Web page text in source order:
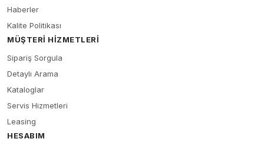
Haberler
Kalite Politikası
MÜŞTERI HIZMETLERI
Sipariş Sorgula
Detaylı Arama
Kataloglar
Servis Hizmetleri
Leasing
HESABIM